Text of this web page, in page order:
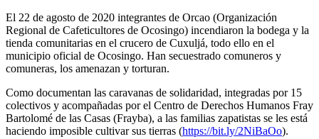
El 22 de agosto de 2020 integrantes de Orcao (Organización
Regional de Cafeticultores de Ocosingo) incendiaron la bodega y la
tienda comunitarias en el crucero de Cuxuljá, todo ello en el
municipio oficial de Ocosingo. Han secuestrado comuneros y
comuneras, los amenazan y torturan.
Como documentan las caravanas de solidaridad, integradas por 15
colectivos y acompañadas por el Centro de Derechos Humanos Fray
Bartolomé de las Casas (Frayba), a las familias zapatistas se les está
haciendo imposible cultivar sus tierras (https://bit.ly/2NiBaOo).